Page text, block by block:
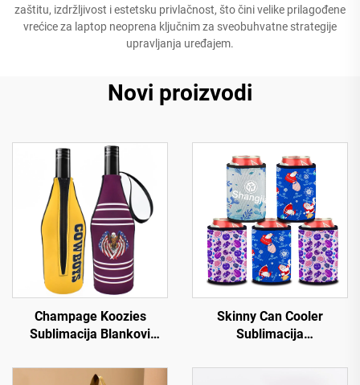
zaštitu, izdržljivost i estetsku privlačnost, što čini velike prilagođene
vrećice za laptop neoprena ključnim za sveobuhvatne strategije
upravljanja uređajem.
Novi proizvodi
Champage Koozies
Sublimacija Blankovi
hladnjak rukav s zipom
Skinny Can Cooler
Sublimacija
rukavice Piće može